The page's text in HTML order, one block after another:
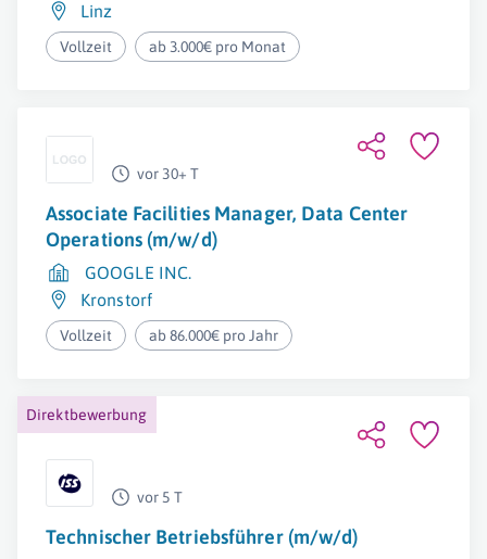
Linz
Vollzeit ab 3.000€ pro Monat
vor 30+ T
Associate Facilities Manager, Data Center
Operations (m/w/d)
GOOGLE INC.
Kronstorf
Vollzeit ab 86.000€ pro Jahr
Direktbewerbung
vor 5 T
Technischer Betriebsführer (m/w/d)